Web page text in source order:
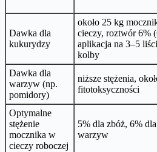
Dawka dla
kukurydzy
około 25 kg
cieczy, roztwór 6%
aplikacja na 3–5
kolby
Dawka dla
warzyw (np.
pomidory)
niższe stężenia,
fitotoksyczności
Optymalne
stężenie
mocznika w
cieczy roboczej
5% dla zbóż, 6%
warzyw